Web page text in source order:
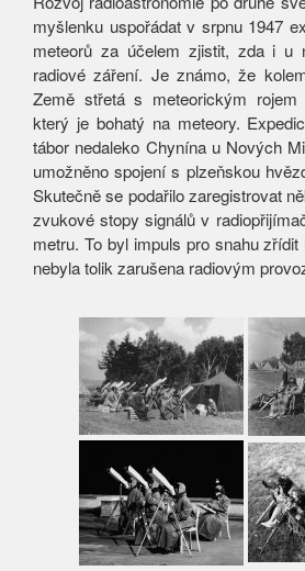
myšlenku uspořádat v srpnu 1947
meteorů za účelem zjistit, zda i u
radiové záření. Je známo, že
Země střetá s meteorickým rojem
který je bohatý na meteory.
tábor nedaleko Chynína u Nových
umožněno spojení s plzeňskou
Skutečně se podařilo zaregistrovat
zvukové stopy signálů v
metru. To byl impuls pro snahu
nebyla tolik zarušena radiovým